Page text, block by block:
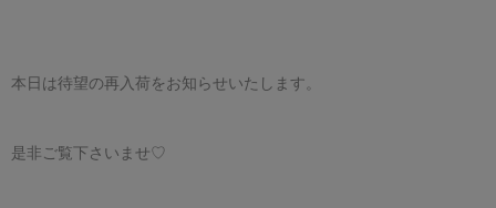
本日は待望の再入荷をお知らせいたし ます。
是非ご覧下さいませ♡